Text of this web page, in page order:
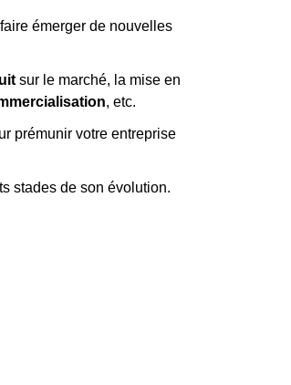
émerger de nouvelles
sur le marché, la mise en
, etc.
prémunir votre entreprise
stades de son évolution.